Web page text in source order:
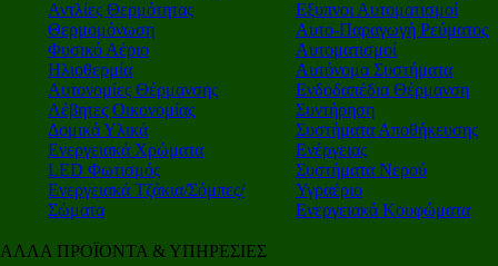
Αντλίες Θερμότητας
Θερμομόνωση
Φυσικό Αέριο
Ηλιοθερμία
Αυτονομίες Θέρμανσης
Λέβητες Οικονομίας
Δομικά Υλικά
Ενεργειακά Χρώματα
LED Φωτισμός
Ενεργειακά Τζάκια/Σόμπες/
Σώματα
Εξυπνοι Αυτοματισμοί
Αυτο-Παραγωγή Ρεύματος
Αυτοματισμοί
Αυτόνομα Συστήματα
Ενδοδαπέδια Θέρμανση
Συντήρηση
Συστήματα Αποθήκευσης
Ενέργειας
Συστήματα Νερού
Υγραέριο
Ενεργειακά Κουφώματα
ΑΛΛΑ ΠΡΟΪΟΝΤΑ & ΥΠΗΡΕΣΙΕΣ